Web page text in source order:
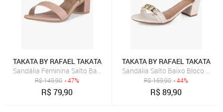
TAKATA BY RAFAEL TAKATA
Sandália Feminina Salto Baixo Bloco Grosso Casual Confortável
R$149,90 - 47%
R$79,90
TAKATA BY RAFAEL TAKATA
Sandália Salto Baixo Bloco
R$159,90 - 44%
R$89,90